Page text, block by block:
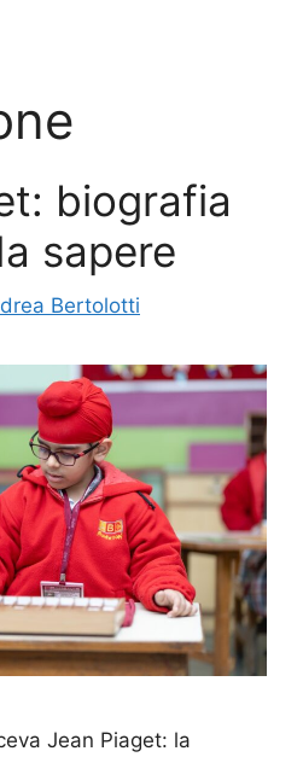
biografia
sapere
Bertolotti
Jean Piaget: la